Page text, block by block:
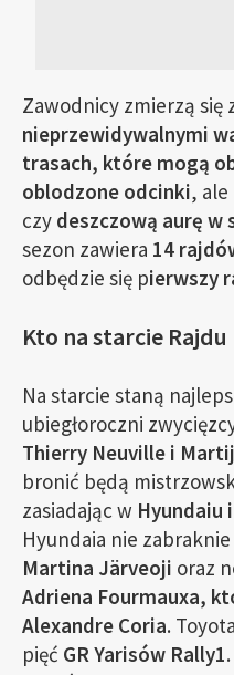
Zawodnicy zmierzą się
nieprzewidywalnymi
trasach, które mogą
oblodzone odcinki,
czy deszczową aurę w
sezon zawiera 14
odbędzie się pierwszy
Kto na starcie
Na starcie staną
ubiegłoroczni
Thierry Neuville i
bronić będą
zasiadając w Hyundaiu
Hyundaia nie
Martina Järveoji oraz
Adriena Fourmauxa,
Alexandre Coria.
pięć GR Yarisów Rally1